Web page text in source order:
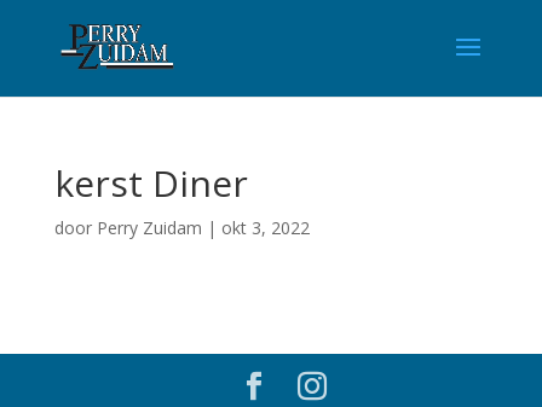
kerst Diner
door Perry Zuidam | okt 3, 2022